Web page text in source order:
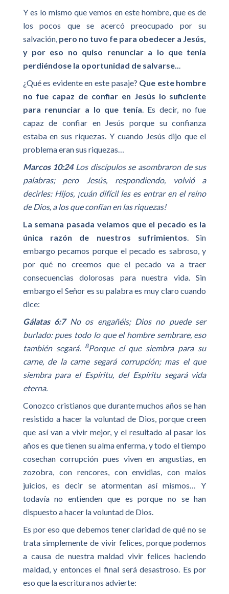
Y es lo mismo que vemos en este hombre, que es de
los pocos que se acercó preocupado por su
salvación, pero no tuvo fe para obedecer a Jesús,
y por eso no quiso renunciar a lo que tenía
perdiéndose la oportunidad de salvarse..
¿Qué es evidente en este pasaje? Que este hombre
no fue capaz de confiar en Jesús lo suficiente
para renunciar a lo que tenía . Es decir, no fue
capaz de confiar en Jesús porque su confianza
estaba en sus riquezas. Y cuando Jesús dijo que el
problema eran sus riquezas…
Marcos 10:24Los discípulos se asombraron de sus
palabras; pero Jesús, respondiendo, volvió a
decirles: Hijos, ¡cuán difícil les es entrar en el reino
de Dios, a los que confían en las riquezas!
La semana pasada veíamos que el pecado es la
única razón de nuestros sufrimientos . Sin
embargo pecamos porque el pecado es sabroso, y
por qué no creemos que el pecado va a traer
consecuencias dolorosas para nuestra vida. Sin
embargo el Señor es su palabra es muy claro cuando
dice:
Gálatas 6:7No os engañéis; Dios no puede ser
burlado: pues todo lo que el hombre sembrare, eso
también segará.
8Porque el que siembra para su
carne, de la carne segará corrupción; mas el que
siembra para el Espíritu, del Espíritu segará vida
eterna.
Conozco cristianos que durante muchos años se han
resistido a hacer la voluntad de Dios, porque creen
que así van a vivir mejor, y el resultado al pasar los
años es que tienen su alma enferma, y todo el tiempo
cosechan corrupción pues viven en angustias, en
zozobra, con rencores, con envidias, con malos
juicios, es decir se atormentan así mismos… Y
todavía no entienden que es porque no se han
dispuesto a hacer la voluntad de Dios.
Es por eso que debemos tener claridad de qué no se
trata simplemente de vivir felices, porque podemos
a causa de nuestra maldad vivir felices haciendo
maldad, y entonces el final será desastroso. Es por
eso que la escritura nos advierte: